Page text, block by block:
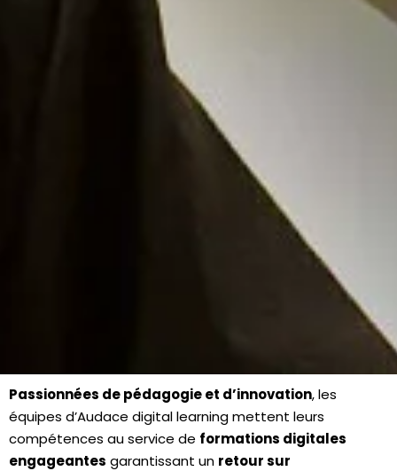
Passionnées de pédagogie et d’innovation, les
équipes d’Audace digital learning mettent leurs
compétences au service de formations digitales
engageantes garantissant un retour sur